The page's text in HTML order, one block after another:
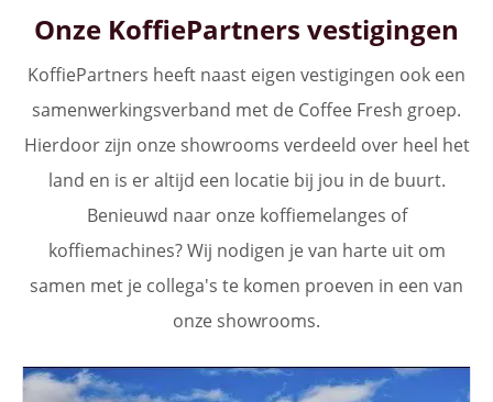
Onze KoffiePartners vestigingen
KoffiePartners heeft naast eigen vestigingen ook een
samenwerkingsverband met de Coffee Fresh groep.
Hierdoor zijn onze showrooms verdeeld over heel het
land en is er altijd een locatie bij jou in de buurt.
Benieuwd naar onze koffiemelanges of
koffiemachines? Wij nodigen je van harte uit om
samen met je collega's te komen proeven in een van
onze showrooms.